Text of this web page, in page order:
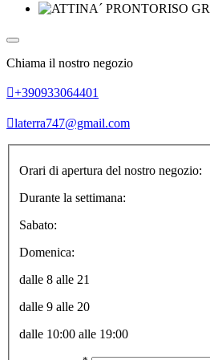
Chiama il nostro negozio
+390933064401
laterra747@gmail.com
Orari di apertura del nostro negozio:
Durante la settimana:
Sabato:
Domenica:
dalle 8 alle 21
dalle 9 alle 20
dalle 10:00 alle 19:00